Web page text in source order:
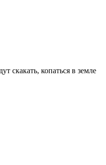
скакать, копаться в земле